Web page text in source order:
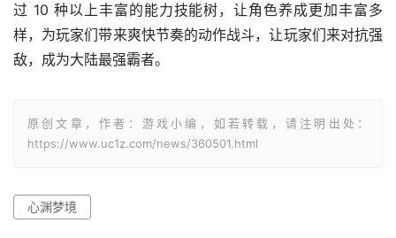
过 10 种以上丰富的能力技能树，让角色养成更加丰富多
样，为玩家们带来爽快节奏的动作战斗，让玩家们来对抗强
敌，成为大陆最强霸者。
原创文章，作者：游戏小编，如若转载，请注明出处：
https://www.uc1z.com/news/360501.html
心渊梦境